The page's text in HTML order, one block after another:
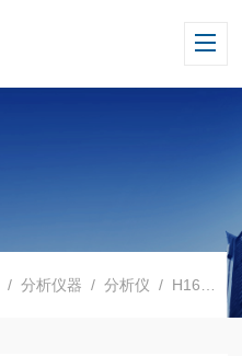
/分析仪器 /分析仪 / H16402COD氨氮总磷测定仪,多参数水质分析仪